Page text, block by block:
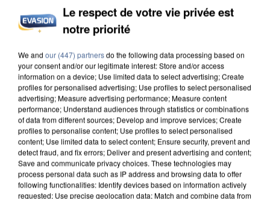
INCENDIES : L’ÎLE-DE-FRANCE LANCE UN ÉLAN
DE SOLIDARITÉ AVEC LES...
Le respect de votre vie privée est
notre priorité
We and our (447) partnersdo the following data processing based on
your consent and/or our legitimate interest: Store and/or access
information on a device; Use limited data to select advertising; Create
profiles for personalised advertising; Use profiles to select personalised
advertising; Measure advertising performance; Measure content
performance; Understand audiences through statistics or combinations
of data from different sources; Develop and improve services; Create
profiles to personalise content; Use profiles to select personalised
content; Use limited data to select content; Ensure security, prevent and
detect fraud, and fix errors; Deliver and present advertising and content;
Save and communicate privacy choices. These technologies may
process personal data such as IP address and browsing data to offer
following functionalities: Identify devices based on information actively
requested; Use precise geolocation data; Match and combine data from